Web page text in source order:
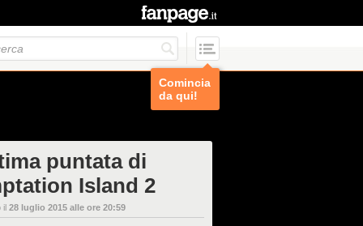
Comincia
da qui!
puntata di
Island 2
il 28 luglio 2015 alle ore 20:59